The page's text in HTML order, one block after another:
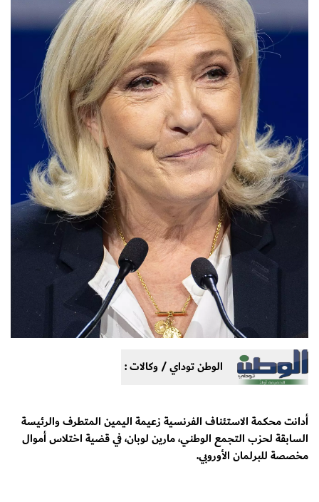
الوطن توداي / وكالات :
أدانت محكمة الاستئناف الفرنسية زعيمة اليمين المتطرف والرئيسة
السابقة لحزب التجمع الوطني، مارين لوبان، في قضية اختلاس أموال
مخصصة للبرلمان الأوروبي.